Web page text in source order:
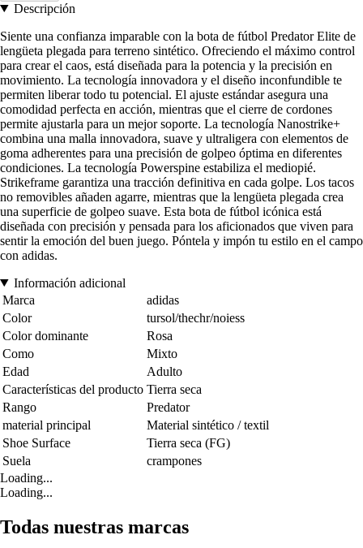
Descripción
Siente una confianza imparable con la bota de fútbol Predator Elite de
lengüeta plegada para terreno sintético. Ofreciendo el máximo control
para crear el caos, está diseñada para la potencia y la precisión en
movimiento. La tecnología innovadora y el diseño inconfundible te
permiten liberar todo tu potencial. El ajuste estándar asegura una
comodidad perfecta en acción, mientras que el cierre de cordones
permite ajustarla para un mejor soporte. La tecnología Nanostrike+
combina una malla innovadora, suave y ultraligera con elementos de
goma adherentes para una precisión de golpeo óptima en diferentes
condiciones. La tecnología Powerspine estabiliza el mediopié.
Strikeframe garantiza una tracción definitiva en cada golpe. Los tacos
no removibles añaden agarre, mientras que la lengüeta plegada crea
una superficie de golpeo suave. Esta bota de fútbol icónica está
diseñada con precisión y pensada para los aficionados que viven para
sentir la emoción del buen juego. Póntela y impón tu estilo en el campo
con adidas.
Información adicional
Marca
adidas
Color
tursol/thechr/noiess
Color dominante
Rosa
Como
Mixto
Edad
Adulto
Características del producto Tierra seca
Rango
Predator
material principal
Material sintético / textil
Shoe Surface
Tierra seca (FG)
Suela
crampones
Loading...
Loading...
Todas nuestras marcas